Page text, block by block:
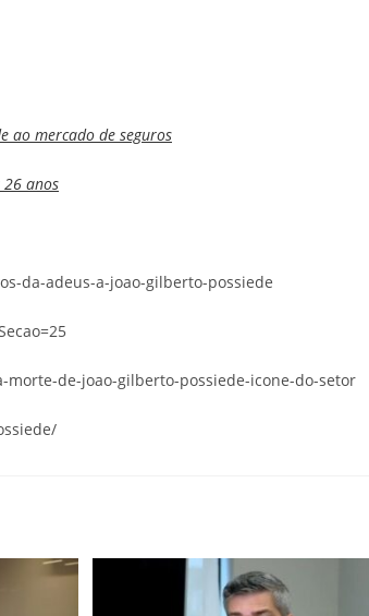
ao mercado de seguros
26 anos
da-adeus-a-joao-gilberto-possiede
de-joao-gilberto-possiede-icone-do-setor